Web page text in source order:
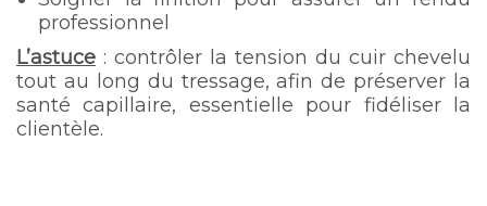
professionnel
L’astuce : contrôler la tension du cuir chevelu
tout au long du tressage, afin de préserver la
santé capillaire, essentielle pour fidéliser la
clientèle.